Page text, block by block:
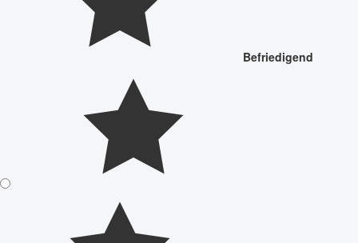
Befriedigend